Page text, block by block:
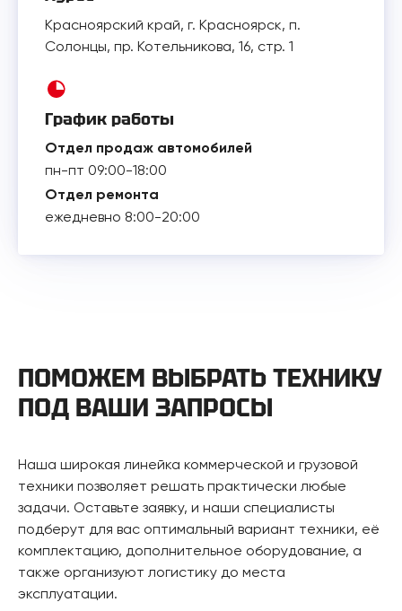
Красноярский край, г. Красноярск, п.
Солонцы, пр. Котельникова, 16, стр. 1
График работы
Отдел продаж автомобилей
пн-пт 09:00-18:00
Отдел ремонта
ежедневно 8:00-20:00
ПОМОЖЕМ ВЫБРАТЬ ТЕХНИКУ
ПОД ВАШИ ЗАПРОСЫ
Наша широкая линейка коммерческой и грузовой
техники позволяет решать практически любые
задачи. Оставьте заявку, и наши специалисты
подберут для вас оптимальный вариант техники, её
комплектацию, дополнительное оборудование, а
также организуют логистику до места
эксплуатации.